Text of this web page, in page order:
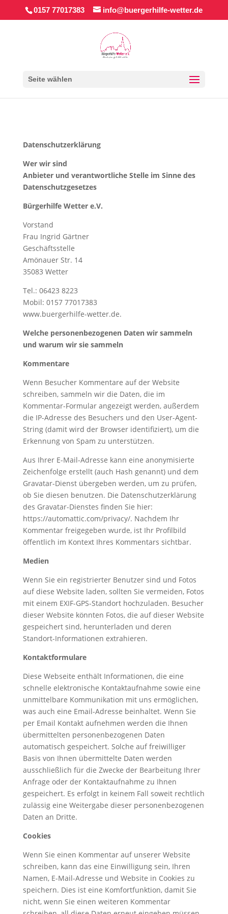
0157 77017383 info@buergerhilfe-wetter.de
Seite wählen
Datenschutzerklärung
Wer wir sind
Anbieter und verantwortliche Stelle im Sinne des
Datenschutzgesetzes
Bürgerhilfe Wetter e.V.
Vorstand
Frau Ingrid Gärtner
Geschäftsstelle
Amönauer Str. 14
35083 Wetter
Tel.: 06423 8223
Mobil: 0157 77017383
www.buergerhilfe-wetter.de.
Welche personenbezogenen Daten wir sammeln
und warum wir sie sammeln
Kommentare
Wenn Besucher Kommentare auf der Website
schreiben, sammeln wir die Daten, die im
Kommentar-Formular angezeigt werden, außerdem
die IP-Adresse des Besuchers und den User-Agent-
String (damit wird der Browser identifiziert), um die
Erkennung von Spam zu unterstützen.
Aus Ihrer E-Mail-Adresse kann eine anonymisierte
Zeichenfolge erstellt (auch Hash genannt) und dem
Gravatar-Dienst übergeben werden, um zu prüfen,
ob Sie diesen benutzen. Die Datenschutzerklärung
des Gravatar-Dienstes finden Sie hier:
https://automattic.com/privacy/. Nachdem Ihr
Kommentar freigegeben wurde, ist Ihr Profilbild
öffentlich im Kontext Ihres Kommentars sichtbar.
Medien
Wenn Sie ein registrierter Benutzer sind und Fotos
auf diese Website laden, sollten Sie vermeiden, Fotos
mit einem EXIF-GPS-Standort hochzuladen. Besucher
dieser Website könnten Fotos, die auf dieser Website
gespeichert sind, herunterladen und deren
Standort-Informationen extrahieren.
Kontaktformulare
Diese Webseite enthält Informationen, die eine
schnelle elektronische Kontaktaufnahme sowie eine
unmittelbare Kommunikation mit uns ermöglichen,
was auch eine Email-Adresse beinhaltet. Wenn Sie
per Email Kontakt aufnehmen werden die Ihnen
übermittelten personenbezogenen Daten
automatisch gespeichert. Solche auf freiwilliger
Basis von Ihnen übermittelte Daten werden
ausschließlich für die Zwecke der Bearbeitung Ihrer
Anfrage oder der Kontaktaufnahme zu Ihnen
gespeichert. Es erfolgt in keinem Fall soweit rechtlich
zulässig eine Weitergabe dieser personenbezogenen
Daten an Dritte.
Cookies
Wenn Sie einen Kommentar auf unserer Website
schreiben, kann das eine Einwilligung sein, Ihren
Namen, E-Mail-Adresse und Website in Cookies zu
speichern. Dies ist eine Komfortfunktion, damit Sie
nicht, wenn Sie einen weiteren Kommentar